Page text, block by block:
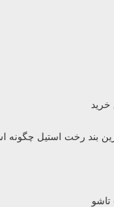
بند رخت استیل چگونه